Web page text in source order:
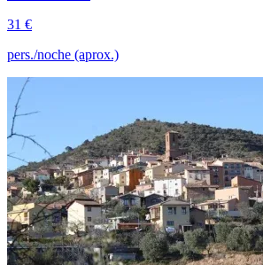
31 €
pers./noche (aprox.)